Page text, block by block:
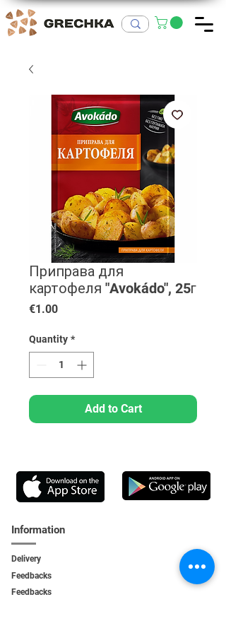
Приправа для
картофеля "Avokádo", 25г
€1.00Price
Quantity *
Add to Cart
Information
Delivery
Feedbacks
Feedbacks